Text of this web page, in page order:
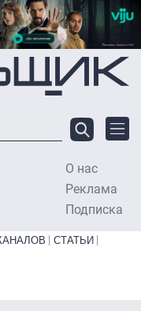
О нас
Реклама
Подписка
СТАТЬИ